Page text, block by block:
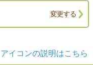
変更する
アイコンの説明はこちら